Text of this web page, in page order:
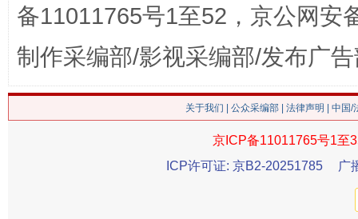
谢
备11011765号1至52，京公网安
制作采编部/影视采编部/发布广
关于我们 公众采编部 法律声明 | 中国
京ICP备11011765号1至
ICP许可证: 京B2-20251785
广